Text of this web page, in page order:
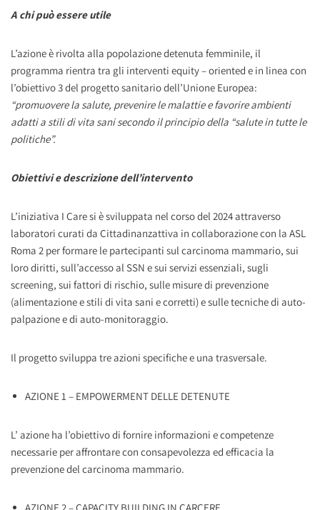
A chi può essere utile
L’azione è rivolta alla popolazione detenuta femminile, il
programma rientra tra gli interventi equity – oriented e in linea con
l’obiettivo 3 del progetto sanitario dell’Unione Europea:
“promuovere la salute, prevenire le malattie e favorire ambienti
adatti a stili di vita sani secondo il principio della “salute in tutte le
politiche”.
Obiettivi e descrizione dell’intervento
L’iniziativa I Care si è sviluppata nel corso del 2024 attraverso
laboratori curati da Cittadinanzattiva in collaborazione con la ASL
Roma 2 per formare le partecipanti sul carcinoma mammario, sui
loro diritti, sull’accesso al SSN e sui servizi essenziali, sugli
screening, sui fattori di rischio, sulle misure di prevenzione
(alimentazione e stili di vita sani e corretti) e sulle tecniche di auto-
palpazione e di auto-monitoraggio.
Il progetto sviluppa tre azioni specifiche e una trasversale.
AZIONE 1 – EMPOWERMENT DELLE DETENUTE
L’ azione ha l’obiettivo di fornire informazioni e competenze
necessarie per affrontare con consapevolezza ed efficacia la
prevenzione del carcinoma mammario.